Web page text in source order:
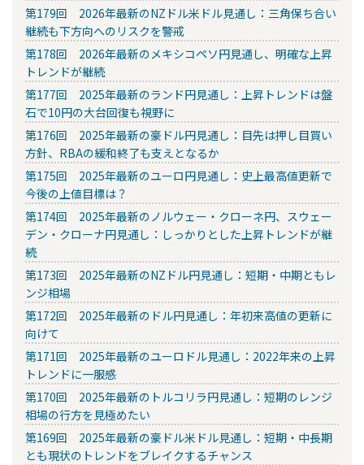
第179回 2026年最新のNZドル米ドル見通し：三角保ち合い
継続も下方向へのリスクを警戒
第178回 2026年最新のメキシコペソ円見通し、明確な上昇
トレンドが継続
第177回 2025年最新のランド円見通し：上昇トレンドは盤
石で10円の大台回復も視野に
第176回 2025年最新の豪ドル円見通し：目先は押し目買い
方針、RBAの緩和終了も支えとなるか
第175回 2025年最新のユーロ円見通し：史上最高値更新で
今後の上値目標は？
第174回 2025年最新のノルウェー・クローネ円、スウェー
デン・クローナ円見通し：しっかりとした上昇トレンドが継
続
第173回 2025年最新のNZドル円見通し：短期・中期ともレ
ンジ相場
第172回 2025年最新のドル円見通し：年初来高値の更新に
向けて
第171回 2025年最新のユーロドル見通し：2022年来の上昇
トレンドに一服感
第170回 2025年最新のトルコリラ円見通し：短期のレンジ
相場の行方を見極めたい
第169回 2025年最新の豪ドル米ドル見通し：短期・中長期
とも現状のトレンドをブレイクするチャンス